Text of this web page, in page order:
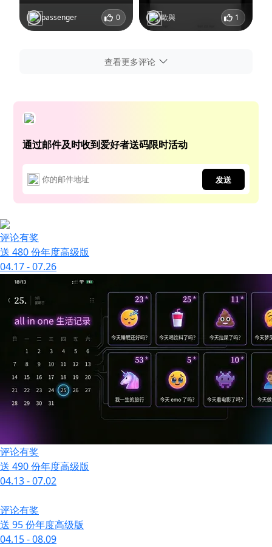
passenger 0 歐與 1
查看更多评论
通过邮件及时收到爱好者送码限时活动
发送
评论有奖
送 480 份年度高级版
04.17 - 07.26
评论有奖
送 490 份年度高级版
04.13 - 07.02
评论有奖
送 95 份年度高级版
04.15 - 08.09